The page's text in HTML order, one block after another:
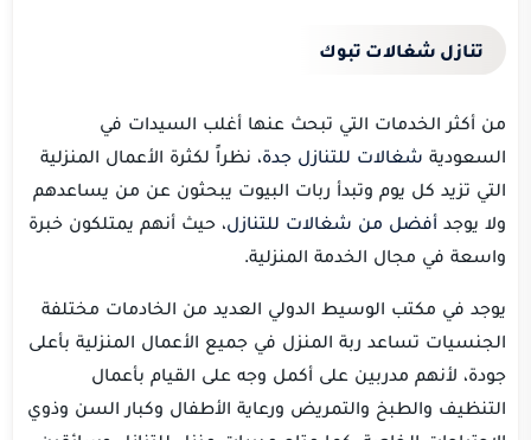
تنازل شغالات تبوك
من أكثر الخدمات التي تبحث عنها أغلب السيدات في
السعودية شغالات للتنازل جدة، نظراً لكثرة الأعمال المنزلية
التي تزيد كل يوم وتبدأ ربات البيوت يبحثون عن من يساعدهم
ولا يوجد أفضل من شغالات للتنازل، حيث أنهم يمتلكون خبرة
واسعة في مجال الخدمة المنزلية.
يوجد في مكتب الوسيط الدولي العديد من الخادمات مختلفة
الجنسيات تساعد ربة المنزل في جميع الأعمال المنزلية بأعلى
جودة، لأنهم مدربين على أكمل وجه على القيام بأعمال
التنظيف والطبخ والتمريض ورعاية الأطفال وكبار السن وذوي